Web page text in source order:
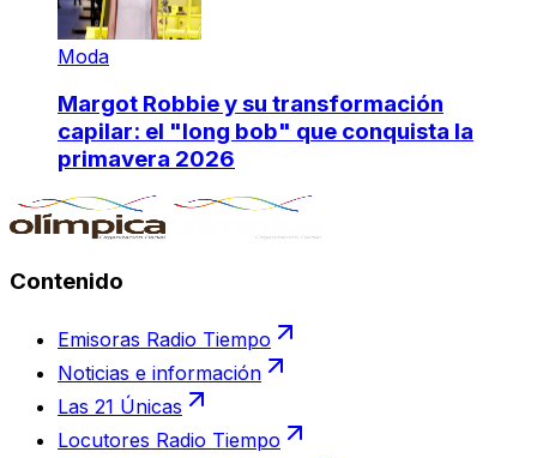
Moda
Margot Robbie y su transformación
capilar: el "long bob" que conquista la
primavera 2026
Contenido
Emisoras Radio Tiempo
Noticias e información
Las 21 Únicas
Locutores Radio Tiempo